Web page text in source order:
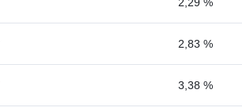
2,83 %
3,38 %